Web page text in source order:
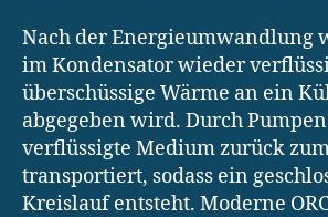
Nach der Energieumwandlung
im Kondensator wieder
überschüssige Wärme an ein
abgegeben wird. Durch
verflüssigte Medium zurück
transportiert, sodass ein
Kreislauf entsteht. Moderne